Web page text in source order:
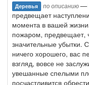
Деревья по описанию—
предвещает
момента в вашей
пожаром, предвещает,
значительные убытки.
ничего хорошего, вас
взгляд, вовсе не
увешанные спелыми
посчастливится